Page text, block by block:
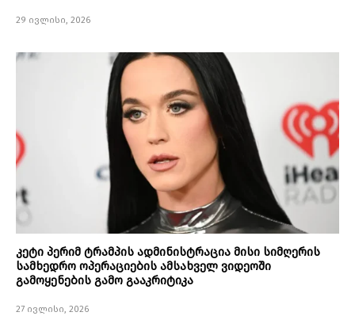
29 ივლისი, 2026
კეტი პერიმ ტრამპის ადმინისტრაცია მისი სიმღერის
სამხედრო ოპერაციების ამსახველ ვიდეოში
გამოყენების გამო გააკრიტიკა
27 ივლისი, 2026